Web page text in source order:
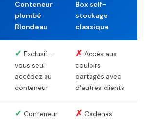
Conteneur
plombé
Blondeau
Box self-
stockage
classique
✓ Exclusif —
vous seul
accédez au
conteneur
✗ Accès aux
couloirs
partagés avec
d'autres clients
✓ Conteneur
✗ Cadenas